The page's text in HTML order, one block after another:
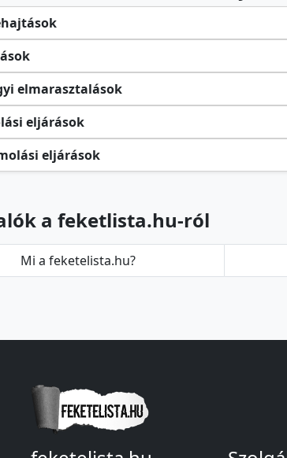
elmarasztalások
eljárások
eljárások
a feketlista.hu-ról
Mi a feketelista.hu?